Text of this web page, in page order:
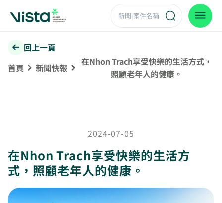
回上一頁
首頁
新聞快報
在Nhon Trach享受快樂的生活方式，
照顧老年人的健康。
2024-07-05
在Nhon Trach享受快樂的生活方
式，照顧老年人的健康。